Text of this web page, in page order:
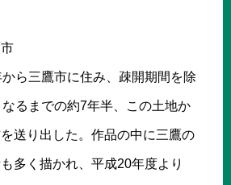
ら三鷹市に住み、疎開期間を除
るまでの約7年半、この土地か
送り出した。作品の中に三鷹の
多く描かれ、平成20年度より